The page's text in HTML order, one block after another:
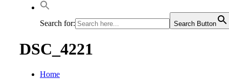
Search for: Search Button
DSC_4221
Home